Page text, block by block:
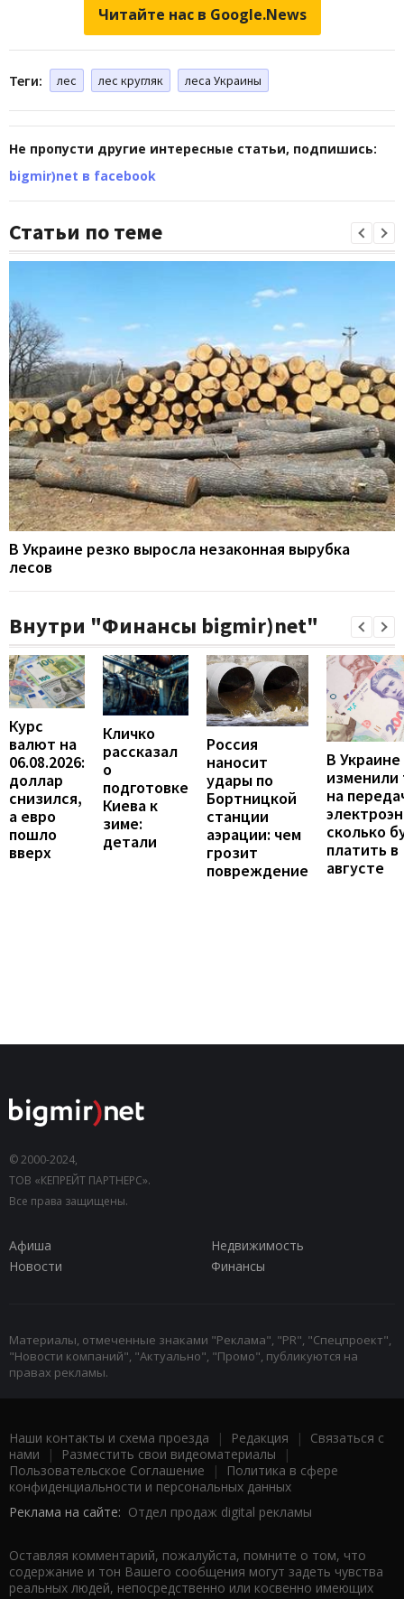
Читайте нас в Google.News
Теги: лес лес кругляк леса Украины
Не пропусти другие интересные статьи, подпишись:
bigmir)net в facebook
Статьи по теме
В Украине резко выросла незаконная вырубка
лесов
Внутри "Финансы bigmir)net"
Курс
валют на
06.08.2026:
доллар
снизился,
а евро
пошло
вверх
Кличко
рассказал
о
подготовке
Киева к
зиме:
детали
Россия
наносит
удары по
Бортницкой
станции
аэрации: чем
грозит
повреждение
В Украине
на
сколько
платить в
августе
© 2000-2024,
ТОВ «КЕПРЕЙТ ПАРТНЕРС».
Все права защищены.
Афиша
Недвижимость
Новости
Финансы
Материалы, отмеченные знаками "Реклама", "PR", "Спецпроект",
"Новости компаний", "Актуально", "Промо", публикуются на
правах рекламы.
Наши контакты и схема проезда | Редакция | Связаться с
нами | Разместить свои видеоматериалы |
Пользовательское Соглашение |
Политика в сфере
конфиденциальности и персональных данных
Реклама на сайте: Отдел продаж digital рекламы
Оставляя комментарий, пожалуйста, помните о том, что
содержание и тон Вашего сообщения могут задеть чувства
реальных людей, непосредственно или косвенно имеющих